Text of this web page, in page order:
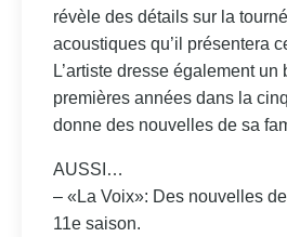
révèle des détails sur la
acoustiques qu’il présentera
L’artiste dresse également un
premières années dans la
donne des nouvelles de sa
AUSSI…
– «La Voix»: Des nouvelles
11e saison.